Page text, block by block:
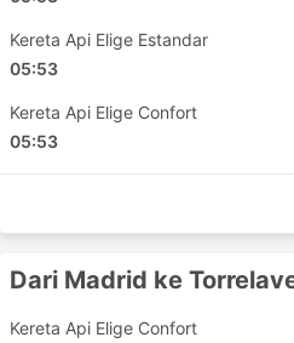
Alicante - Barcelona
Montpelier - Perpignan
Malaga - Granada
Madrid - Gijon
Madrid - Merida
Kereta Api Elige Estandar
05:53
Kereta Api Elige Confort
05:53
Dari Madrid ke
Kereta Api Elige Confort